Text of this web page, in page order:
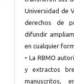
Universidad de
derechos de
difundir
en cualquier
• La RBMO
y extractos
manuscritos,